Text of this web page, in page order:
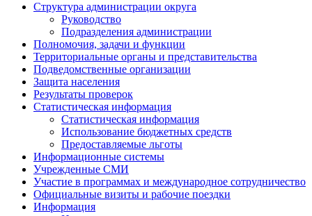
Структура администрации округа
Руководство
Подразделения администрации
Полномочия, задачи и функции
Территориальные органы и представительства
Подведомственные организации
Защита населения
Результаты проверок
Статистическая информация
Статистическая информация
Использование бюджетных средств
Предоставляемые льготы
Информационные системы
Учрежденные СМИ
Участие в программах и международное сотрудничество
Официальные визиты и рабочие поездки
Информация